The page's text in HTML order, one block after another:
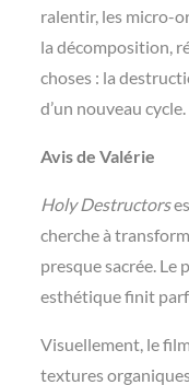
ralentir, les micro-
la décomposition,
choses : la
d’un nouveau cycle.
Avis de Valérie
Holy Destructors
cherche à
presque sacrée. Le
esthétique finit
Visuellement, le
textures